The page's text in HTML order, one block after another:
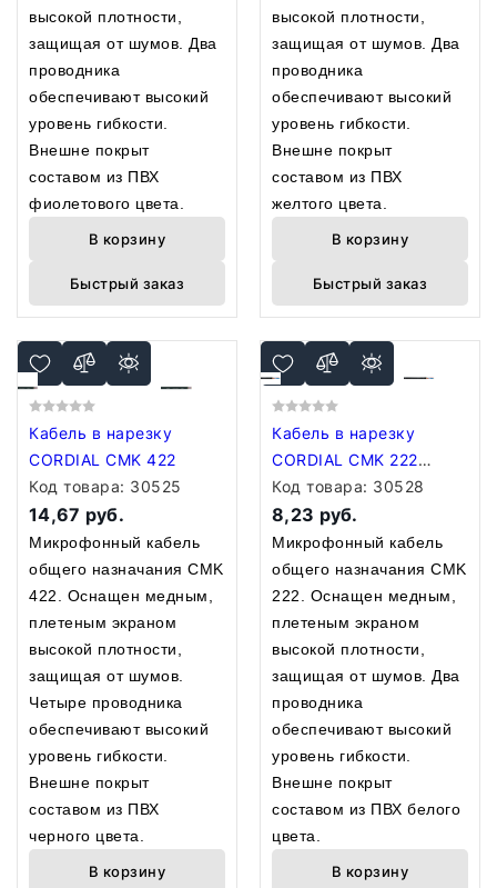
высокой плотности,
защищая от шумов. Два
проводника
обеспечивают высокий
уровень гибкости.
Внешне покрыт
составом из ПВХ
фиолетового цвета.
В корзину
Быстрый заказ
высокой плотности,
защищая от шумов. Два
проводника
обеспечивают высокий
уровень гибкости.
Внешне покрыт
составом из ПВХ
желтого цвета.
В корзину
Быстрый заказ
Кабель в нарезку
CORDIAL CMK 422
Код товара: 30525
14,67 руб.
Микрофонный кабель
общего назначания CMK
422. Оснащен медным,
плетеным экраном
высокой плотности,
защищая от шумов.
Четыре проводника
обеспечивают высокий
уровень гибкости.
Внешне покрыт
составом из ПВХ
черного цвета.
В корзину
Кабель в нарезку
CORDIAL CMK 222
WHITE
Код товара: 30528
8,23 руб.
Микрофонный кабель
общего назначания CMK
222. Оснащен медным,
плетеным экраном
высокой плотности,
защищая от шумов. Два
проводника
обеспечивают высокий
уровень гибкости.
Внешне покрыт
составом из ПВХ белого
цвета.
В корзину